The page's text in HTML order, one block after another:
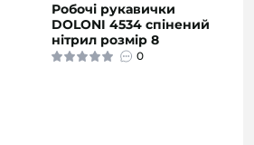
Робочі рукавички
DOLONI 4534 спінений
нітрил розмір 8
0